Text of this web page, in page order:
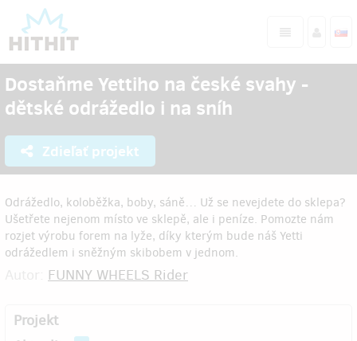
Dostaňme Yettiho na české svahy -
dětské odrážedlo i na sníh
Zdieľať projekt
Odrážedlo, koloběžka, boby, sáně… Už se nevejdete do sklepa?
Ušetřete nejenom místo ve sklepě, ale i peníze. Pomozte nám
rozjet výrobu forem na lyže, díky kterým bude náš Yetti
odrážedlem i sněžným skibobem v jednom.
FUNNY WHEELS Rider
Projekt